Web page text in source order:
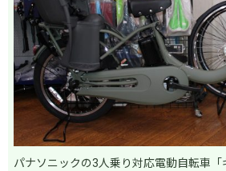
パナソニックの3人乗り対応電動自転車「